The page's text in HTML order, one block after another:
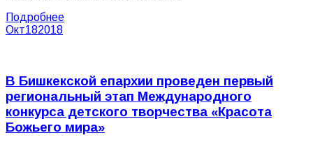
Подробнее
Окт182018
В Бишкекской епархии проведен первый
региональный этап Международного
конкурса детского творчества «Красота
Божьего мира»